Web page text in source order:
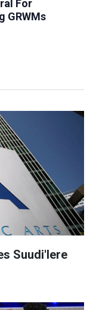
Suudi'lere